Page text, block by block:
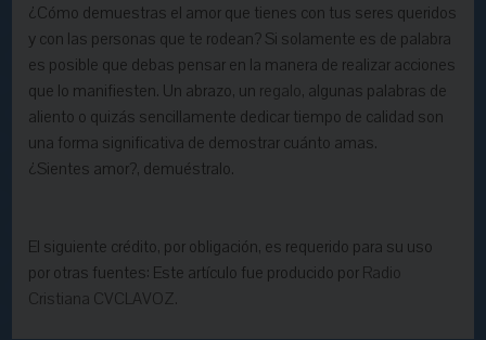
¿Cómo demuestras el amor que tienes con tus seres queridos
y con las personas que te rodean? Si solamente es de palabra
es posible que debas pensar en la manera de realizar acciones
que lo manifiesten. Un abrazo, un regalo, algunas palabras de
aliento o quizás sencillamente dedicar tiempo de calidad son
una forma significativa de demostrar cuánto amas.
¿Sientes amor?, demuéstralo.
El siguiente crédito, por obligación, es requerido para su uso
por otras fuentes: Este artículo fue producido por Radio
Cristiana CVCLAVOZ.